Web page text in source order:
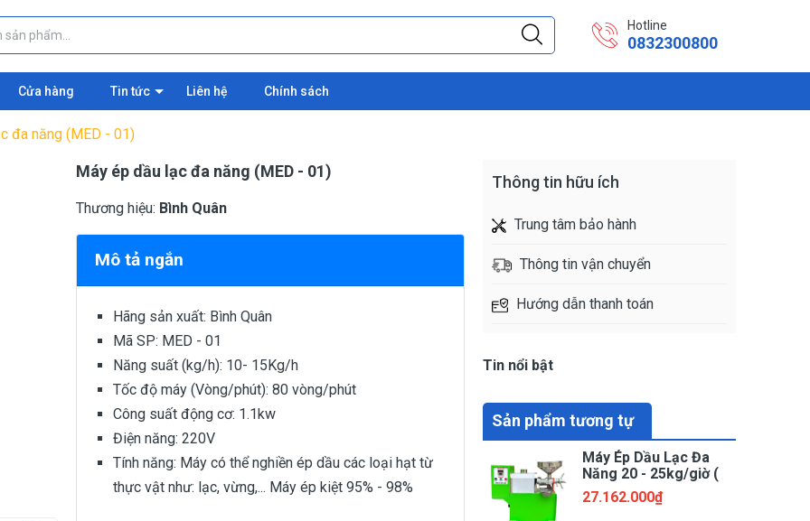
Hotline
0832300800
Cửa hàng Tin tức Liên hệ Chính sách
đa năng (MED - 01)
Máy ép dầu lạc đa năng (MED - 01)
Thương hiệu: Bình Quân
Mô tả ngắn
Hãng sản xuất: Bình Quân
Mã SP: MED - 01
Năng suất (kg/h): 10- 15Kg/h
Tốc độ máy (Vòng/phút): 80 vòng/phút
Công suất động cơ: 1.1kw
Điện năng: 220V
Tính năng: Máy có thể nghiền ép dầu các loại hạt từ
thực vật như: lạc, vừng,... Máy ép kiệt 95% - 98%
Thông tin hữu ích
Trung tâm bảo hành
Thông tin vận chuyển
Hướng dẫn thanh toán
Tin nổi bật
Sản phẩm tương tự
Máy Ép Dầu Lạc Đa
Năng 20 - 25kg/giờ (
phiên bản mới)
27.162.000₫